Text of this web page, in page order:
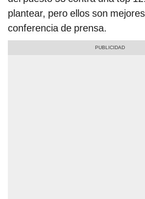
plantear, pero ellos son
conferencia de prensa.